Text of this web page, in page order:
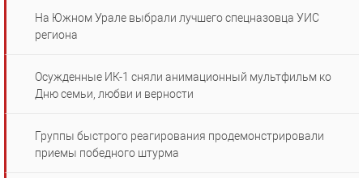
На Южном Урале выбрали лучшего спецназовца УИС
региона
Осужденные ИК-1 сняли анимационный мультфильм ко
Дню семьи, любви и верности
Группы быстрого реагирования продемонстрировали
приемы победного штурма